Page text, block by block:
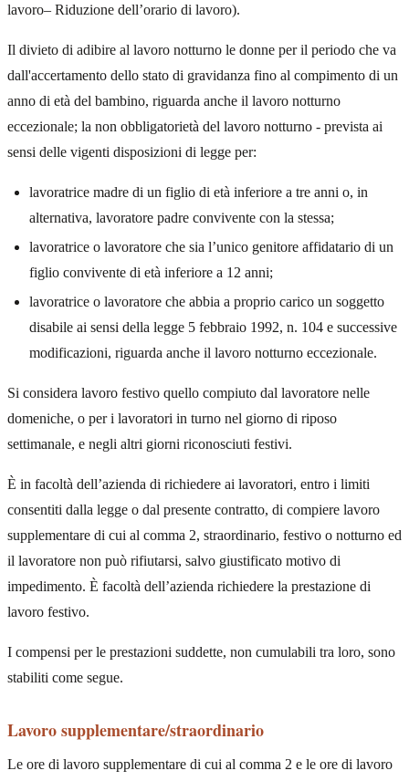
lavoro– Riduzione dell’orario di lavoro).
Il divieto di adibire al lavoro notturno le donne per il periodo che va
dall'accertamento dello stato di gravidanza fino al compimento di un
anno di età del bambino, riguarda anche il lavoro notturno
eccezionale; la non obbligatorietà del lavoro notturno - prevista ai
sensi delle vigenti disposizioni di legge per:
lavoratrice madre di un figlio di età inferiore a tre anni o, in
alternativa, lavoratore padre convivente con la stessa;
lavoratrice o lavoratore che sia l’unico genitore affidatario di un
figlio convivente di età inferiore a 12 anni;
lavoratrice o lavoratore che abbia a proprio carico un soggetto
disabile ai sensi della legge 5 febbraio 1992, n. 104 e successive
modificazioni, riguarda anche il lavoro notturno eccezionale.
Si considera lavoro festivo quello compiuto dal lavoratore nelle
domeniche, o per i lavoratori in turno nel giorno di riposo
settimanale, e negli altri giorni riconosciuti festivi.
È in facoltà dell’azienda di richiedere ai lavoratori, entro i limiti
consentiti dalla legge o dal presente contratto, di compiere lavoro
supplementare di cui al comma 2, straordinario, festivo o notturno ed
il lavoratore non può rifiutarsi, salvo giustificato motivo di
impedimento. È facoltà dell’azienda richiedere la prestazione di
lavoro festivo.
I compensi per le prestazioni suddette, non cumulabili tra loro, sono
stabiliti come segue.
Lavoro supplementare/straordinario
Le ore di lavoro supplementare di cui al comma 2 e le ore di lavoro